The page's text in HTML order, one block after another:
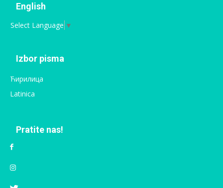
English
Select Language ▼
Izbor pisma
Ћирилица
Latinica
Pratite nas!